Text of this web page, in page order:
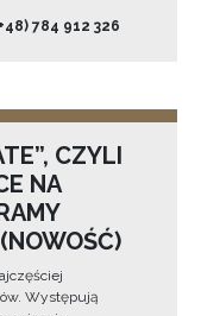
784 912 326
CZYLI
NA
Występują